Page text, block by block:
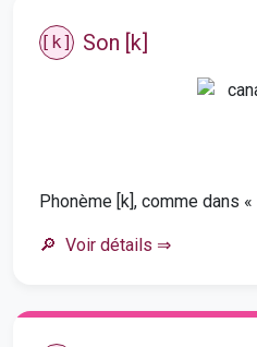
[k] Son [k]
Phonème [k], comme dans «
Voir détails ⇒